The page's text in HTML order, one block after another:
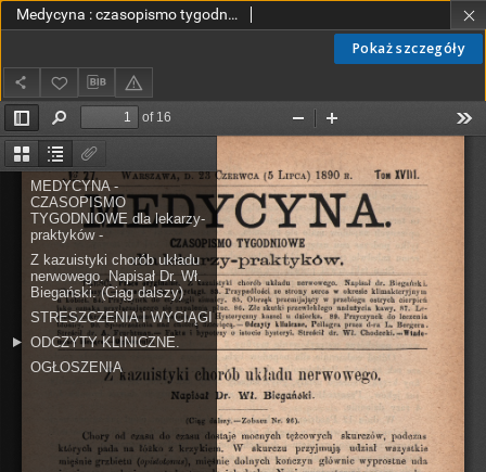
Pokaż szczegóły
Medycyna : czasopismo tygodniowe dla lekarzy praktyków 1890, T. XVIII, nr 27